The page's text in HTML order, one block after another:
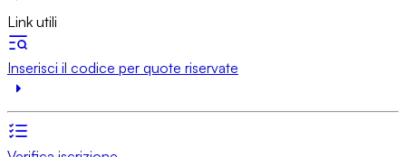
Link utili
Inserisci il codice per quote riservate